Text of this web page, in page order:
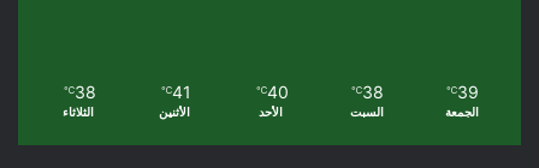
39
℃
الجمعة
38
℃
السبت
40
℃
الأحد
41
℃
الأثنين
38
℃
الثلاثاء